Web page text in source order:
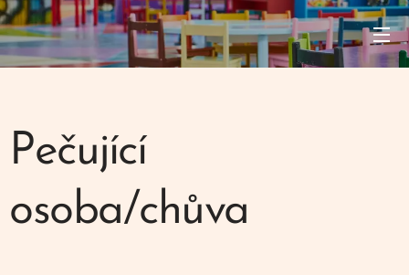
Pečující
osoba/chůva